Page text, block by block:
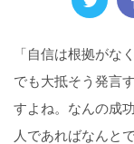
「自信は根拠がな
でも大抵そう発言
すよね。なんの成
人であればなんと